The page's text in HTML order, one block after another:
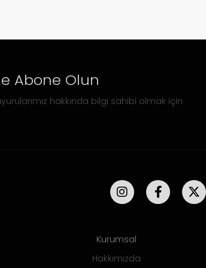
Abone Olun
hakkında bilgi sahibi olmak için
Kurumsal
Hakkımızda